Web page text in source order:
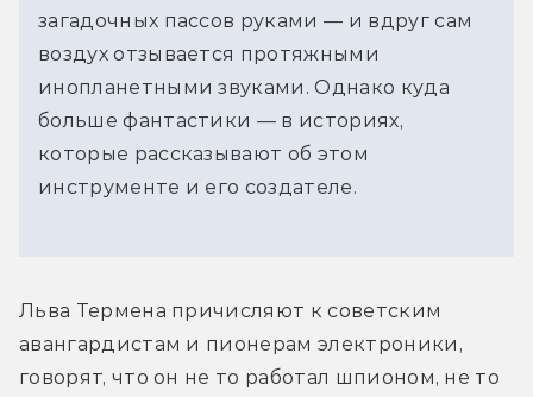
загадочных пассов руками — и вдруг сам
воздух отзывается протяжными
инопланетными звуками. Однако куда
больше фантастики — в историях,
которые рассказывают об этом
инструменте и его создателе.
Льва Термена причисляют к советским
авангардистам и пионерам электроники,
говорят, что он не то работал шпионом, не то